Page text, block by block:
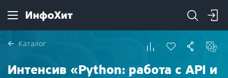
Каталог
Интенсив «Python: работа с API и